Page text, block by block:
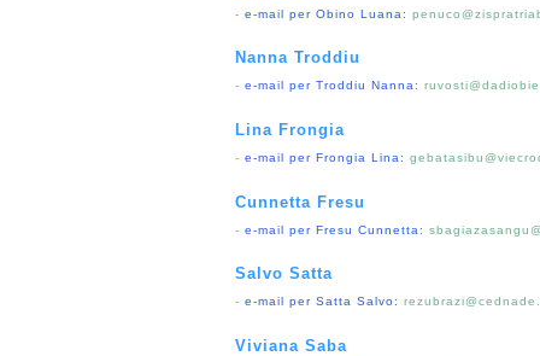
- e-mail per Obino Luana:
Nanna Troddiu
- e-mail per Troddiu Nanna:
Lina Frongia
- e-mail per Frongia Lina:
Cunnetta Fresu
- e-mail per Fresu Cunnetta:
Salvo Satta
- e-mail per Satta Salvo:
Viviana Saba